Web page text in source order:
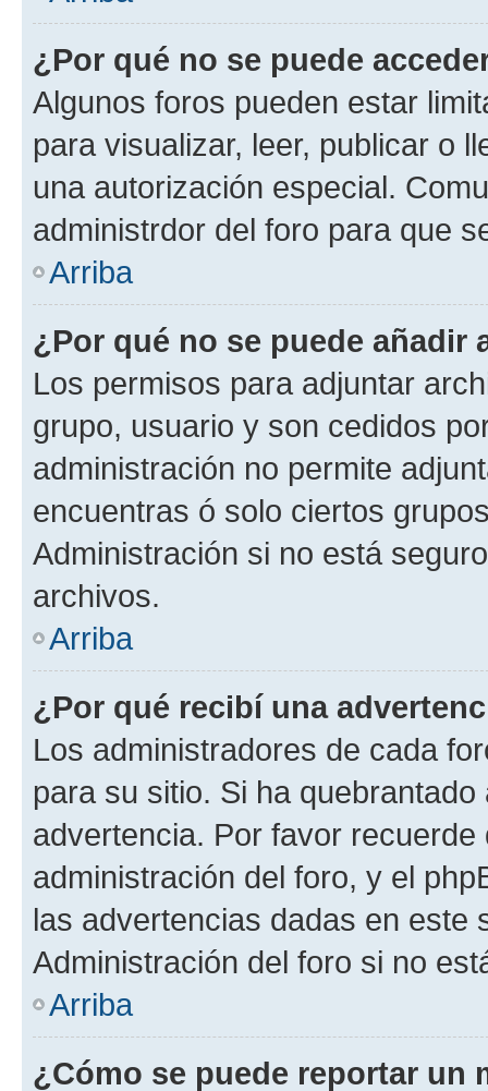
¿Por qué no se puede
Algunos foros pueden estar
para visualizar, leer, publicar o
una autorización especial.
administrdor del foro para que
Arriba
¿Por qué no se puede añadir
Los permisos para adjuntar
grupo, usuario y son cedidos
administración no permite
encuentras ó solo ciertos
Administración si no está
archivos.
Arriba
¿Por qué recibí una
Los administradores de cada
para su sitio. Si ha
advertencia. Por favor
administración del foro, y el
las advertencias dadas en este
Administración del foro si no
Arriba
¿Cómo se puede reportar un